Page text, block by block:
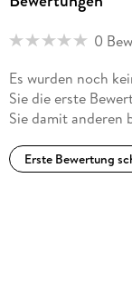
0
Es wurden noch
Sie die erste
Sie damit anderen
Erste Bewertung